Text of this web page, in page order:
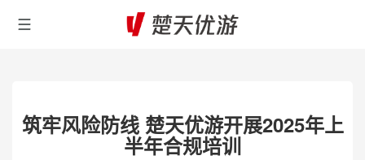
筑牢风险防线 楚天优游开展2025年上
半年合规培训